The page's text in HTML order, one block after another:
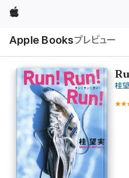
Apple
Apple Booksプレビュー
ル
桂